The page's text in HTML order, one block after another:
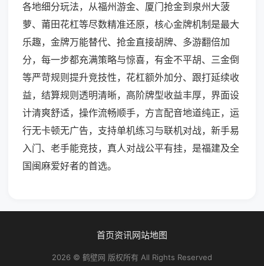
各地细分玩法，从福州游金、厦门抢金到泉州大菠
萝、莆田花杠等尽数精准还原，核心金牌机制是最大
乐趣，金牌万能替代、抢金直接胡牌、多游翻倍加
分，每一步都充满策略与惊喜，有金不平胡、三金倒
等严苛规则提升竞技性，花杠额外加分、跟打延续收
益，结算规则透明清晰，高阶牌型收益丰厚，界面设
计清爽舒适，操作流畅顺手，方言配音地道纯正，运
行无卡顿无广告，支持单机练习与联机对战，新手易
入门、老手能竞技，真人对战公平有挂，是福建及全
国闽麻爱好者的首选。
首页资讯网站地图
2026 © 鹤壁网 版权所有 All Rights Reserved